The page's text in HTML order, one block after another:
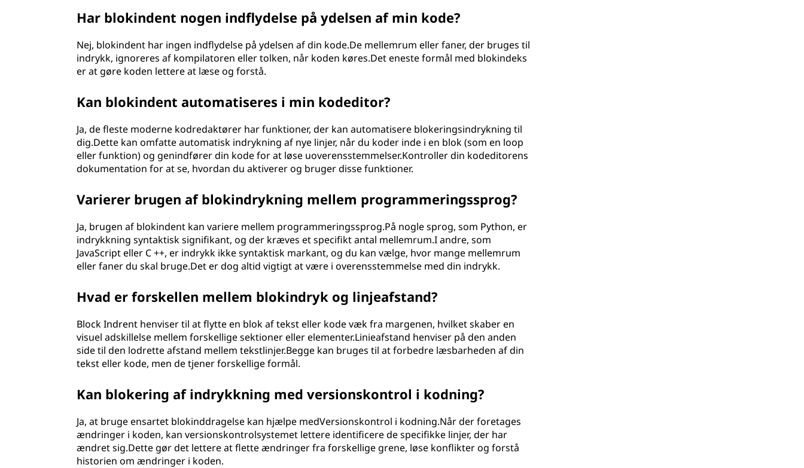
Har blokindent nogen indflydelse på ydelsen af min kode?
Nej, blokindent har ingen indflydelse på ydelsen af din kode.De mellemrum eller faner, der bruges til
indrykk, ignoreres af kompilatoren eller tolken, når koden køres.Det eneste formål med blokindeks
er at gøre koden lettere at læse og forstå.
Kan blokindent automatiseres i min kodeditor?
Ja, de fleste moderne kodredaktører har funktioner, der kan automatisere blokeringsindrykning til
dig.Dette kan omfatte automatisk indrykning af nye linjer, når du koder inde i en blok (som en loop
eller funktion) og genindfører din kode for at løse uoverensstemmelser.Kontroller din kodeditorens
dokumentation for at se, hvordan du aktiverer og bruger disse funktioner.
Varierer brugen af blokindrykning mellem programmeringssprog?
Ja, brugen af blokindent kan variere mellem programmeringssprog.På nogle sprog, som Python, er
indrykkning syntaktisk signifikant, og der kræves et specifikt antal mellemrum.I andre, som
JavaScript eller C ++, er indrykk ikke syntaktisk markant, og du kan vælge, hvor mange mellemrum
eller faner du skal bruge.Det er dog altid vigtigt at være i overensstemmelse med din indrykk.
Hvad er forskellen mellem blokindryk og linjeafstand?
Block Indrent henviser til at flytte en blok af tekst eller kode væk fra margenen, hvilket skaber en
visuel adskillelse mellem forskellige sektioner eller elementer.Linieafstand henviser på den anden
side til den lodrette afstand mellem tekstlinjer.Begge kan bruges til at forbedre læsbarheden af din
tekst eller kode, men de tjener forskellige formål.
Kan blokering af indrykkning med versionskontrol i kodning?
Ja, at bruge ensartet blokinddragelse kan hjælpe medVersionskontrol i kodning.Når der foretages
ændringer i koden, kan versionskontrolsystemet lettere identificere de specifikke linjer, der har
ændret sig.Dette gør det lettere at flette ændringer fra forskellige grene, løse konflikter og forstå
historien om ændringer i koden.